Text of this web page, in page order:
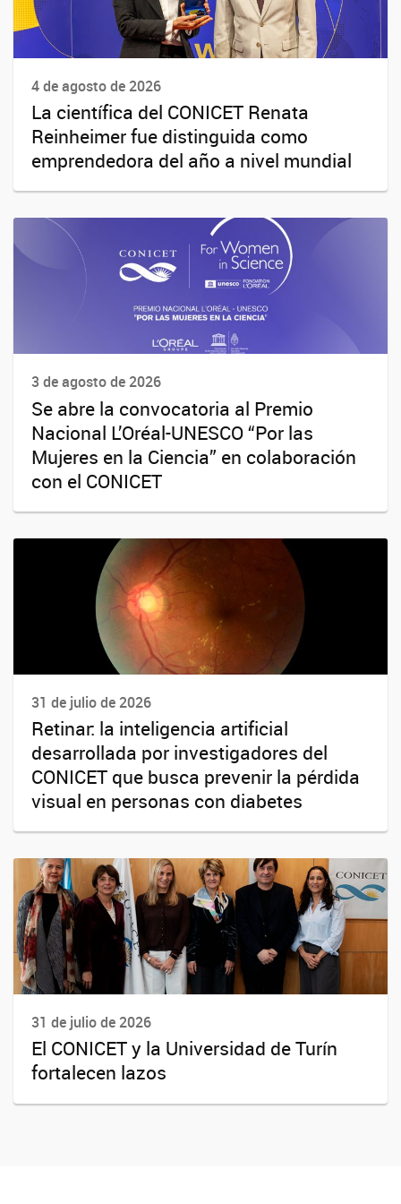
4 de agosto de 2026
La científica del CONICET Renata
Reinheimer fue distinguida como
emprendedora del año a nivel mundial
3 de agosto de 2026
Se abre la convocatoria al Premio
Nacional L’Oréal-UNESCO “Por las
Mujeres en la Ciencia” en colaboración
con el CONICET
31 de julio de 2026
Retinar: la inteligencia artificial
desarrollada por investigadores del
CONICET que busca prevenir la pérdida
visual en personas con diabetes
31 de julio de 2026
El CONICET y la Universidad de Turín
fortalecen lazos